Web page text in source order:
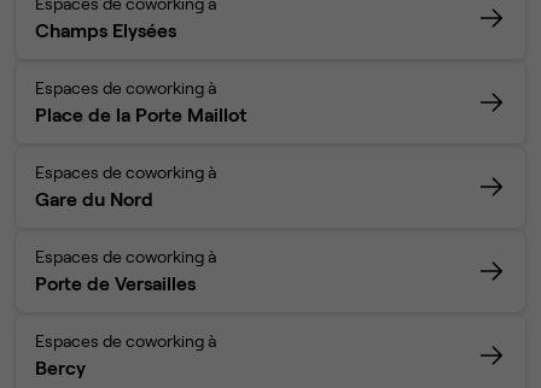
Champs Elysées
Espaces de coworking à
Place de la Porte Maillot
Espaces de coworking à
Gare du Nord
Espaces de coworking à
Porte de Versailles
Espaces de coworking à
Bercy